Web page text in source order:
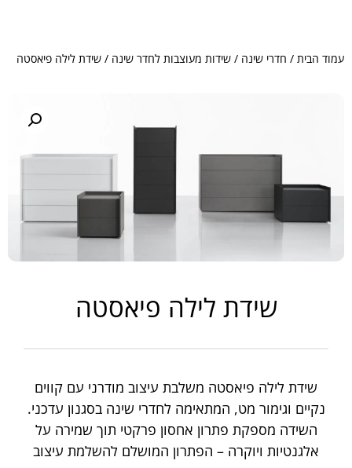
עמוד הבית / חדרי שינה / שידות מעוצבות לחדר שינה / שידת לילה פיאסטה
שידת לילה פיאסטה
שידת לילה פיאסטה משלבת עיצוב מודרני עם קווים
נקיים וגימור מט, המתאימה לחדרי שינה בסגנון עדכני.
השידה מספקת פתרון אחסון פרקטי תוך שמירה על
אלגנטיות ויוקרה – הפתרון המושלם להשלמת עיצוב